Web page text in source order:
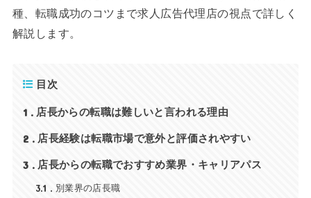
種、転職成功のコツまで求人広告代理店の視点で詳しく
解説します。
目次
1 店長からの転職は難しいと言われる理由
2 店長経験は転職市場で意外と評価されやすい
3 店長からの転職でおすすめ業界・キャリアパス
3.1 別業界の店長職